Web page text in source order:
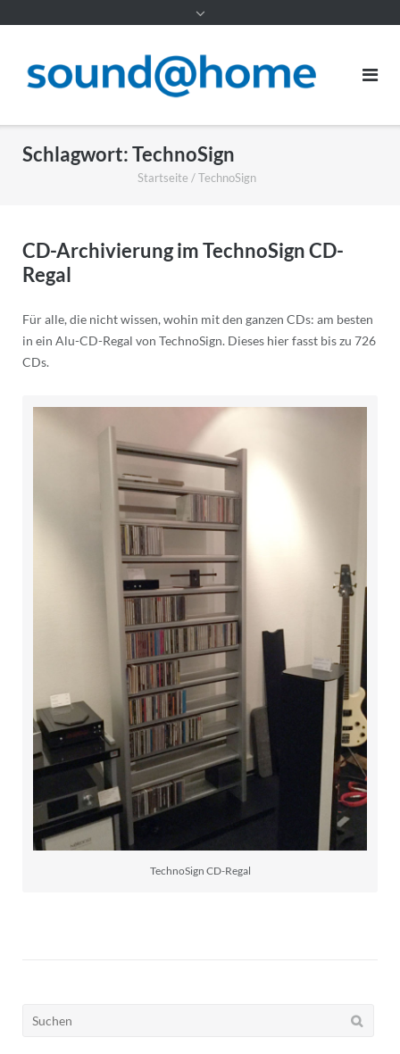
Schlagwort:TechnoSign
Startseite / TechnoSign
CD-Archivierung im TechnoSign CD-
Regal
Für alle, die nicht wissen, wohin mit den ganzen CDs: am besten
in ein Alu-CD-Regal von TechnoSign. Dieses hier fasst bis zu 726
CDs.
TechnoSign CD-Regal
Suchen